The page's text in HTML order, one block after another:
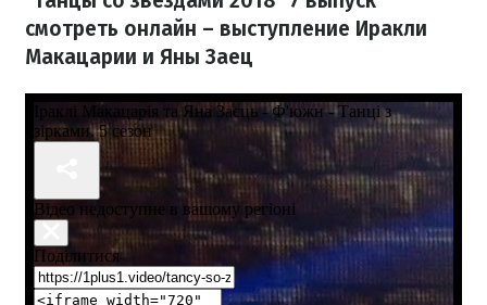
смотреть онлайн – выступление Иракли
Макацарии и Яны Заец